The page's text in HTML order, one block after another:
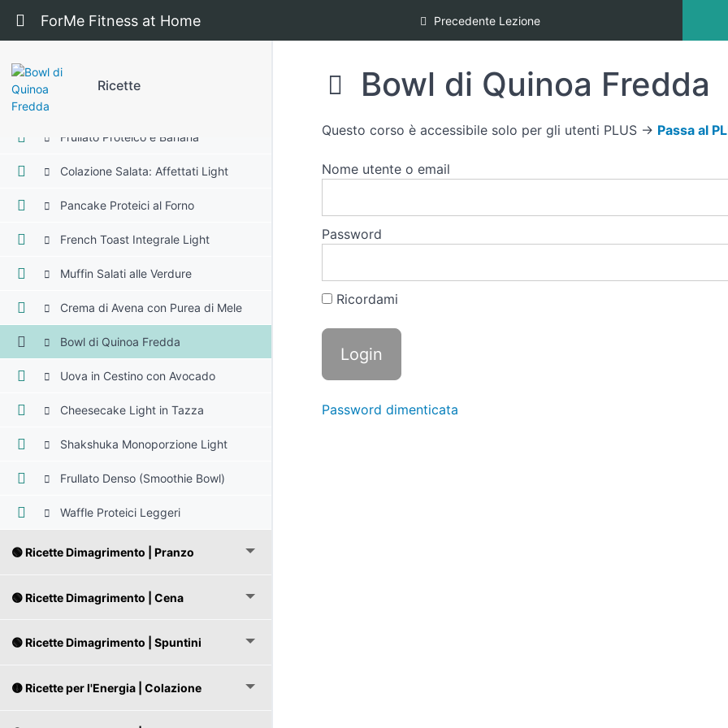
Ritorna a corso: Ricette
ForMe Fitness at Home Precedente Lezione
Ricette
Omelette Svuota Frigo
Frullato Proteico e Banana
Colazione Salata: Affettati Light
Pancake Proteici al Forno
French Toast Integrale Light
Muffin Salati alle Verdure
Crema di Avena con Purea di Mele
Bowl di Quinoa Fredda
Uova in Cestino con Avocado
Cheesecake Light in Tazza
Shakshuka Monoporzione Light
Frullato Denso (Smoothie Bowl)
Waffle Proteici Leggeri
🟢 Ricette Dimagrimento | Pranzo
🟢 Ricette Dimagrimento | Cena
🟢 Ricette Dimagrimento | Spuntini
🟡 Ricette per l'Energia | Colazione
Bowl di Quinoa Fredda
Questo corso è accessibile solo per gli utenti PLUS → Passa al
Nome utente o email
Password
Ricordami
Password dimenticata